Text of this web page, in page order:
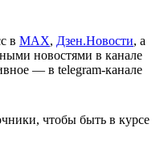
в МАХ, Дзен.Новости, а
новостями в канале
— в telegram-канале
чтобы быть в курсе